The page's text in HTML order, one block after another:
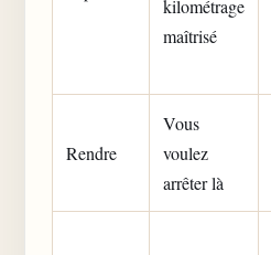
kilométrage
maîtrisé
Rendre
Vous
voulez
arrêter là